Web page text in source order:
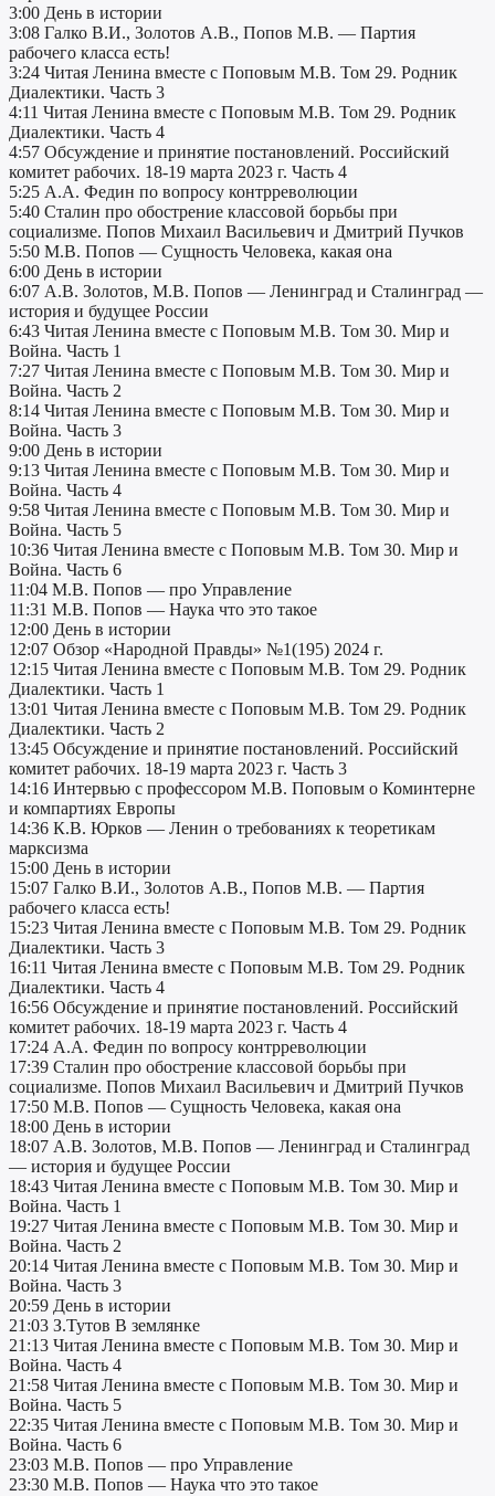
3:00 День в истории
3:08 Галко В.И., Золотов А.В., Попов М.В. — Партия
рабочего класса есть!
3:24 Читая Ленина вместе с Поповым М.В. Том 29. Родник
Диалектики. Часть 3
4:11 Читая Ленина вместе с Поповым М.В. Том 29. Родник
Диалектики. Часть 4
4:57 Обсуждение и принятие постановлений. Российский
комитет рабочих. 18-19 марта 2023 г. Часть 4
5:25 А.А. Федин по вопросу контрреволюции
5:40 Сталин про обострение классовой борьбы при
социализме. Попов Михаил Васильевич и Дмитрий Пучков
5:50 М.В. Попов — Сущность Человека, какая она
6:00 День в истории
6:07 А.В. Золотов, М.В. Попов — Ленинград и Сталинград —
история и будущее России
6:43 Читая Ленина вместе с Поповым М.В. Том 30. Мир и
Война. Часть 1
7:27 Читая Ленина вместе с Поповым М.В. Том 30. Мир и
Война. Часть 2
8:14 Читая Ленина вместе с Поповым М.В. Том 30. Мир и
Война. Часть 3
9:00 День в истории
9:13 Читая Ленина вместе с Поповым М.В. Том 30. Мир и
Война. Часть 4
9:58 Читая Ленина вместе с Поповым М.В. Том 30. Мир и
Война. Часть 5
10:36 Читая Ленина вместе с Поповым М.В. Том 30. Мир и
Война. Часть 6
11:04 М.В. Попов — про Управление
11:31 М.В. Попов — Наука что это такое
12:00 День в истории
12:07 Обзор «Народной Правды» №1(195) 2024 г.
12:15 Читая Ленина вместе с Поповым М.В. Том 29. Родник
Диалектики. Часть 1
13:01 Читая Ленина вместе с Поповым М.В. Том 29. Родник
Диалектики. Часть 2
13:45 Обсуждение и принятие постановлений. Российский
комитет рабочих. 18-19 марта 2023 г. Часть 3
14:16 Интервью c профессором М.В. Поповым о Коминтерне
и компартиях Европы
14:36 К.В. Юрков — Ленин о требованиях к теоретикам
марксизма
15:00 День в истории
15:07 Галко В.И., Золотов А.В., Попов М.В. — Партия
рабочего класса есть!
15:23 Читая Ленина вместе с Поповым М.В. Том 29. Родник
Диалектики. Часть 3
16:11 Читая Ленина вместе с Поповым М.В. Том 29. Родник
Диалектики. Часть 4
16:56 Обсуждение и принятие постановлений. Российский
комитет рабочих. 18-19 марта 2023 г. Часть 4
17:24 А.А. Федин по вопросу контрреволюции
17:39 Сталин про обострение классовой борьбы при
социализме. Попов Михаил Васильевич и Дмитрий Пучков
17:50 М.В. Попов — Сущность Человека, какая она
18:00 День в истории
18:07 А.В. Золотов, М.В. Попов — Ленинград и Сталинград
— история и будущее России
18:43 Читая Ленина вместе с Поповым М.В. Том 30. Мир и
Война. Часть 1
19:27 Читая Ленина вместе с Поповым М.В. Том 30. Мир и
Война. Часть 2
20:14 Читая Ленина вместе с Поповым М.В. Том 30. Мир и
Война. Часть 3
20:59 День в истории
21:03 З.Тутов В землянке
21:13 Читая Ленина вместе с Поповым М.В. Том 30. Мир и
Война. Часть 4
21:58 Читая Ленина вместе с Поповым М.В. Том 30. Мир и
Война. Часть 5
22:35 Читая Ленина вместе с Поповым М.В. Том 30. Мир и
Война. Часть 6
23:03 М.В. Попов — про Управление
23:30 М.В. Попов — Наука что это такое